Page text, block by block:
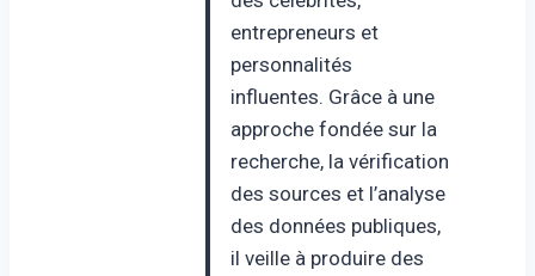
entrepreneurs et
personnalités
influentes. Grâce à une
approche fondée sur la
recherche, la vérification
des sources et l’analyse
des données publiques,
il veille à produire des